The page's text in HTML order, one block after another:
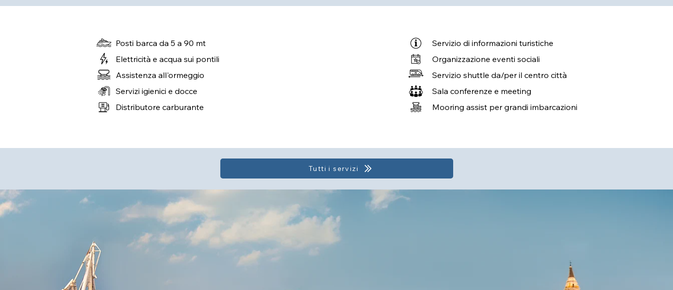
Posti barca da 5 a 90 mt
Elettricità e acqua sui pontili
Assistenza all'ormeggio
Servizi igienici e docce
Distributore carburante
Servizio di informazioni turistiche
Organizzazione eventi sociali
Servizio shuttle da/per il centro città
Sala conferenze e meeting
Mooring assist per grandi imbarcazioni
Tutti i servizi